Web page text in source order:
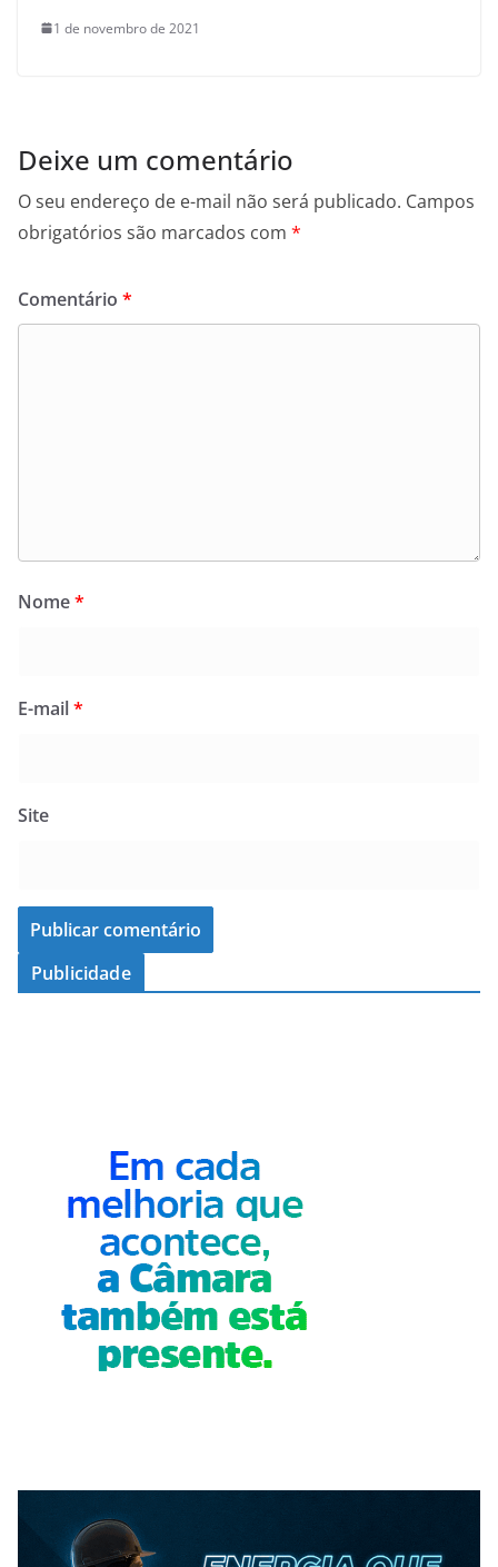
1 de novembro de 2021
Deixe um comentário
O seu endereço de e-mail não será publicado. Campos
obrigatórios são marcados com *
Comentário *
Nome*
E-mail*
Site
Publicidade